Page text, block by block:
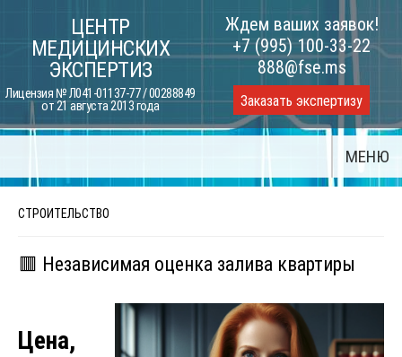
content
ЦЕНТР
МЕДИЦИНСКИХ
ЭКСПЕРТИЗ
Лицензия № Л041-01137-77 / 00288849
от 21 августа 2013 года
Ждем ваших заявок!
+7 (995) 100-33-22
888@fse.ms
Заказать экспертизу
МЕНЮ
СТРОИТЕЛЬСТВО
🟥 Независимая оценка залива квартиры
Цена,